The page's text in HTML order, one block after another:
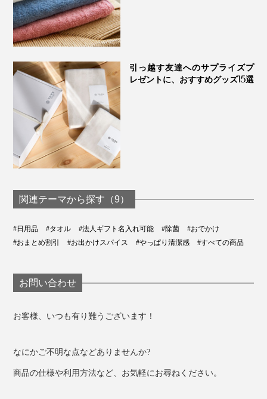
引っ越す友達へのサプライズプ
レゼントに、おすすめグッズ15選
関連テーマから探す（9）
#日用品 #タオル #法人ギフト名入れ可能 #除菌
#おでかけ
#おまとめ割引
#お出かけスパイス #やっぱり清潔感 #すべての商品
お問い合わせ
お客様、いつも有り難うございます！
なにかご不明な点などありませんか?
商品の仕様や利用方法など、お気軽にお尋ねください。